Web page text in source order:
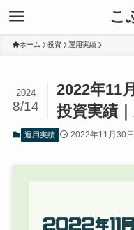
こ
ホーム 投資 運用実績
2022年11
投資実績
2024
8/14
運用実績 2022年11月30日